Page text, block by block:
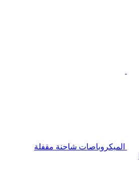
الميكروباصات شاحنة مقفلة